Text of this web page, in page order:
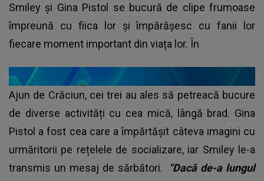
Smiley și Gina Pistol se bucură de clipe frumoase
împreună cu fiica lor și împărășesc cu fanii lor
fiecare moment important din viața lor. În
Ajun de Crăciun, cei trei au ales să petreacă bucure
de diverse activități cu cea mică, lângă brad. Gina
Pistol a fost cea care a împărtășit câteva imagini cu
urmăritorii pe rețelele de socializare, iar Smiley le-a
transmis un mesaj de sărbători.
"Dacă de-a lungul